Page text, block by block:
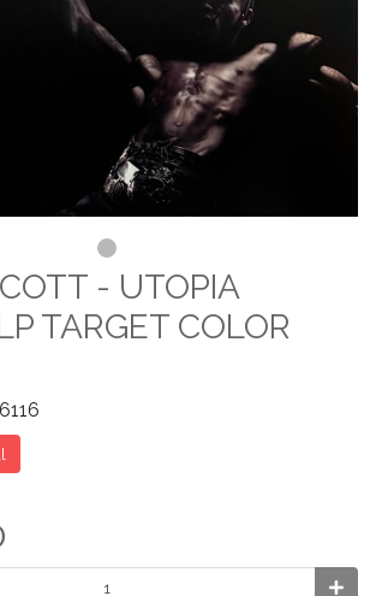
- UTOPIA
TARGET COLOR